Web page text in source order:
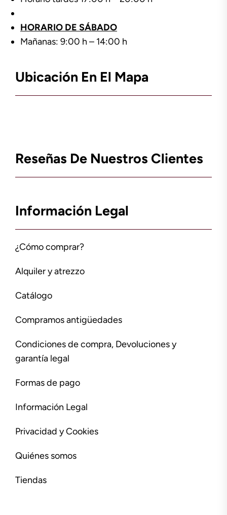
HORARIO DE SÁBADO
Mañanas: 9:00 h – 14:00 h
Ubicación En El Mapa
Reseñas De Nuestros Clientes
Información Legal
¿Cómo comprar?
Alquiler y atrezzo
Catálogo
Compramos antigüedades
Condiciones de compra, Devoluciones y
garantía legal
Formas de pago
Información Legal
Privacidad y Cookies
Quiénes somos
Tiendas